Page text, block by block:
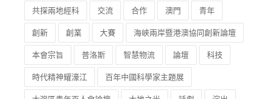
共探兩地經科 交流 合作 澳門 青年
創新 創業 大賽 海峽兩岸暨港澳協同創新論壇
本會宗旨 普洛斯 智慧物流 論壇 科技
時代精神耀濠江 百年中國科學家主題展